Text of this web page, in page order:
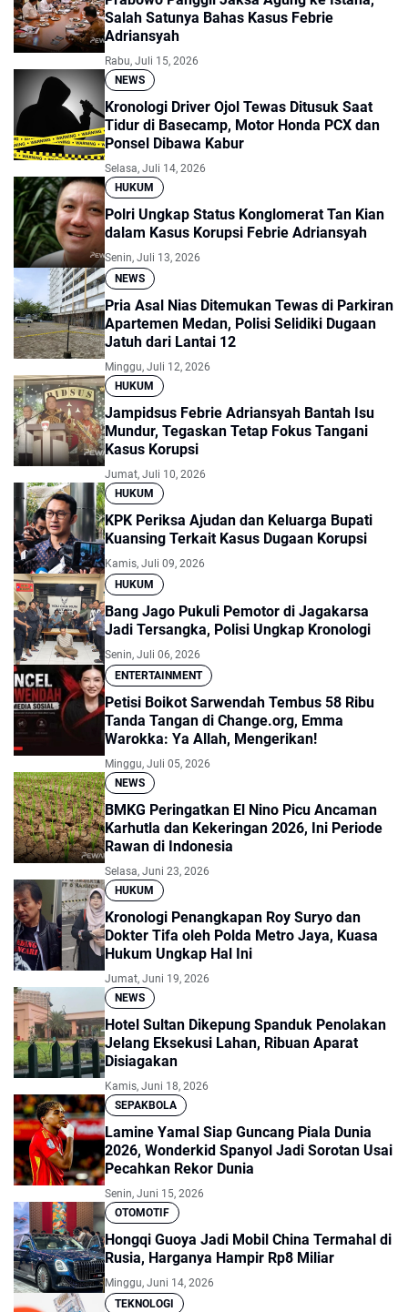
Salah Satunya Bahas Kasus Febrie
Adriansyah
Rabu, Juli 15, 2026
NEWS
Kronologi Driver Ojol Tewas Ditusuk Saat
Tidur di Basecamp, Motor Honda PCX dan
Ponsel Dibawa Kabur
Selasa, Juli 14, 2026
HUKUM
Polri Ungkap Status Konglomerat Tan Kian
dalam Kasus Korupsi Febrie Adriansyah
Senin, Juli 13, 2026
NEWS
Pria Asal Nias Ditemukan Tewas di Parkiran
Apartemen Medan, Polisi Selidiki Dugaan
Jatuh dari Lantai 12
Minggu, Juli 12, 2026
HUKUM
Jampidsus Febrie Adriansyah Bantah Isu
Mundur, Tegaskan Tetap Fokus Tangani
Kasus Korupsi
Jumat, Juli 10, 2026
HUKUM
KPK Periksa Ajudan dan Keluarga Bupati
Kuansing Terkait Kasus Dugaan Korupsi
Kamis, Juli 09, 2026
HUKUM
Bang Jago Pukuli Pemotor di Jagakarsa
Jadi Tersangka, Polisi Ungkap Kronologi
Senin, Juli 06, 2026
ENTERTAINMENT
Petisi Boikot Sarwendah Tembus 58 Ribu
Tanda Tangan di Change.org, Emma
Warokka: Ya Allah, Mengerikan!
Minggu, Juli 05, 2026
NEWS
BMKG Peringatkan El Nino Picu Ancaman
Karhutla dan Kekeringan 2026, Ini Periode
Rawan di Indonesia
Selasa, Juni 23, 2026
HUKUM
Kronologi Penangkapan Roy Suryo dan
Dokter Tifa oleh Polda Metro Jaya, Kuasa
Hukum Ungkap Hal Ini
Jumat, Juni 19, 2026
NEWS
Hotel Sultan Dikepung Spanduk Penolakan
Jelang Eksekusi Lahan, Ribuan Aparat
Disiagakan
Kamis, Juni 18, 2026
SEPAKBOLA
Lamine Yamal Siap Guncang Piala Dunia
2026, Wonderkid Spanyol Jadi Sorotan Usai
Pecahkan Rekor Dunia
Senin, Juni 15, 2026
OTOMOTIF
Hongqi Guoya Jadi Mobil China Termahal di
Rusia, Harganya Hampir Rp8 Miliar
Minggu, Juni 14, 2026
TEKNOLOGI